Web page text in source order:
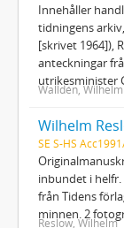
Innehåller
tidningens
[skrivet 1964]),
anteckningar
utrikesminister
Walldén, Wilhelm
SE S-HS
inbundet i helfr.
från Tidens
minnen. 2
Reslow, Wilhelm